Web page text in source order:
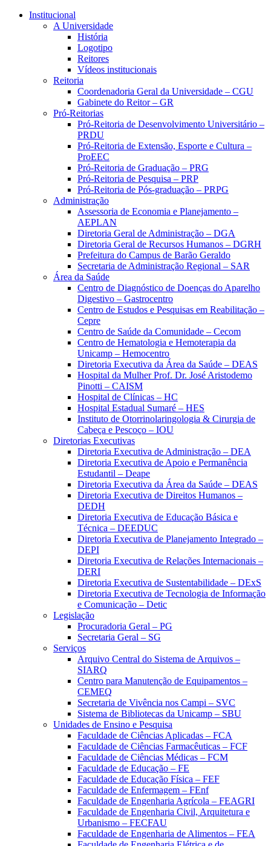
Conteúdo principal
Institucional
A Universidade
História
Logotipo
Reitores
Vídeos institucionais
Reitoria
Coordenadoria Geral da Universidade – CGU
Gabinete do Reitor – GR
Pró-Reitorias
Pró-Reitoria de Desenvolvimento Universitário –
PRDU
Pró-Reitoria de Extensão, Esporte e Cultura –
ProEEC
Pró-Reitoria de Graduação – PRG
Pró-Reitoria de Pesquisa – PRP
Pró-Reitoria de Pós-graduação – PRPG
Administração
Assessoria de Economia e Planejamento –
AEPLAN
Diretoria Geral de Administração – DGA
Diretoria Geral de Recursos Humanos – DGRH
Prefeitura do Campus de Barão Geraldo
Secretaria de Administração Regional – SAR
Área da Saúde
Centro de Diagnóstico de Doenças do Aparelho
Digestivo – Gastrocentro
Centro de Estudos e Pesquisas em Reabilitação –
Cepre
Centro de Saúde da Comunidade – Cecom
Centro de Hematologia e Hemoterapia da
Unicamp – Hemocentro
Diretoria Executiva da Área da Saúde – DEAS
Hospital da Mulher Prof. Dr. José Aristodemo
Pinotti – CAISM
Hospital de Clínicas – HC
Hospital Estadual Sumaré – HES
Instituto de Otorrinolaringologia & Cirurgia de
Cabeça e Pescoço – IOU
Diretorias Executivas
Diretoria Executiva de Administração – DEA
Diretoria Executiva de Apoio e Permanência
Estudantil – Deape
Diretoria Executiva da Área da Saúde – DEAS
Diretoria Executiva de Direitos Humanos –
DEDH
Diretoria Executiva de Educação Básica e
Técnica – DEEDUC
Diretoria Executiva de Planejamento Integrado –
DEPI
Diretoria Executiva de Relações Internacionais –
DERI
Diretoria Executiva de Sustentabilidade – DExS
Diretoria Executiva de Tecnologia de Informação
e Comunicação – Detic
Legislação
Procuradoria Geral – PG
Secretaria Geral – SG
Serviços
Arquivo Central do Sistema de Arquivos –
SIARQ
Centro para Manutenção de Equipamentos –
CEMEQ
Secretaria de Vivência nos Campi – SVC
Sistema de Bibliotecas da Unicamp – SBU
Unidades de Ensino e Pesquisa
Faculdade de Ciências Aplicadas – FCA
Faculdade de Ciências Farmacêuticas – FCF
Faculdade de Ciências Médicas – FCM
Faculdade de Educação – FE
Faculdade de Educação Física – FEF
Faculdade de Enfermagem – FEnf
Faculdade de Engenharia Agrícola – FEAGRI
Faculdade de Engenharia Civil, Arquitetura e
Urbanismo – FECFAU
Faculdade de Engenharia de Alimentos – FEA